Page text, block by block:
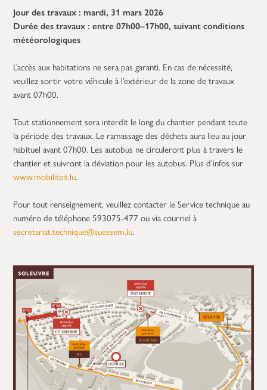
Jour des travaux : mardi, 31 mars 2026
Durée des travaux : entre 07h00–17h00, suivant conditions
météorologiques
L’accès aux habitations ne sera pas garanti. En cas de nécessité,
veuillez sortir votre véhicule à l’extérieur de la zone de travaux
avant 07h00.
Tout stationnement sera interdit le long du chantier pendant toute
la période des travaux. Le ramassage des déchets aura lieu au jour
habituel avant 07h00. Les autobus ne circuleront plus à travers le
chantier et suivront la déviation pour les autobus. Plus d’infos sur
www.mobiliteit.lu.
Pour tout renseignement, veuillez contacter le Service technique au
numéro de téléphone 593075-477 ou via courriel à
secretariat.technique@suessem.lu.